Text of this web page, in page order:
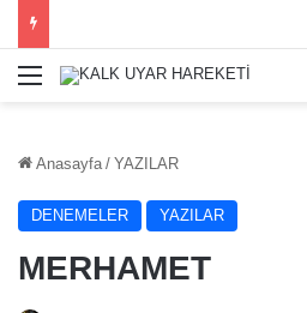
Menü
Anasayfa / YAZILAR
DENEMELER YAZILAR
MERHAMET